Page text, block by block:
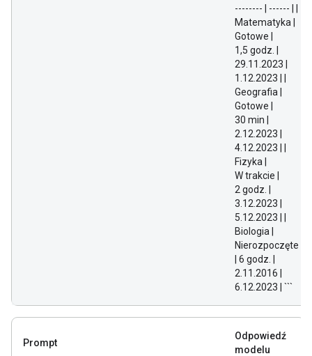
-------- | ------ | |
Matematyka |
Gotowe |
1,5 godz. |
29.11.2023 |
1.12.2023 | |
Geografia |
Gotowe |
30 min |
2.12.2023 |
4.12.2023 | |
Fizyka |
W trakcie |
2 godz. |
3.12.2023 |
5.12.2023 | |
Biologia |
Nierozpoczęte
| 6 godz. |
2.11.2016 |
6.12.2023 | ```
Prompt
Odpowiedź
modelu